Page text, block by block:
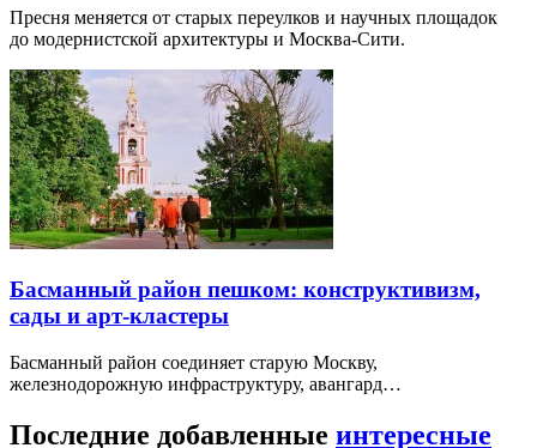
Пресня меняется от старых переулков и научных площадок
до модернистской архитектуры и Москва-Сити.
Басманный район пешком: конструктивизм,
сады и арт-кластеры
Басманный район соединяет старую Москву,
железнодорожную инфраструктуру, авангард…
Последние добавленные интересные